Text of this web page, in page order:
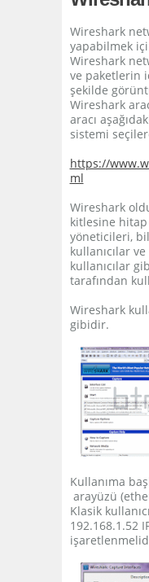
Wireshark
yapabilmek
Wireshark
ve paketlerin
şekilde
Wireshark
aracı
sistemi
https://
ml
Wireshark
kitlesine
yöneticileri,
kullanıcılar
kullanıcılar
tarafından
Wireshark
gibidir.
Kullanıma
arayüzü
Klasik
192.168.1.52